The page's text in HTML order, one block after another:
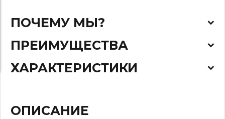
ПОЧЕМУ МЫ?
ПРЕИМУЩЕСТВА
ХАРАКТЕРИСТИКИ
ОПИСАНИЕ